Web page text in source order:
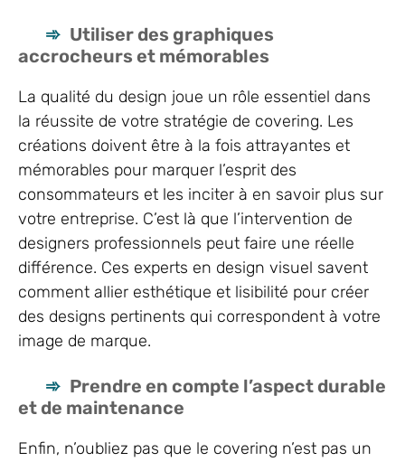
Utiliser des graphiques
accrocheurs et mémorables
La qualité du design joue un rôle essentiel dans
la réussite de votre stratégie de covering. Les
créations doivent être à la fois attrayantes et
mémorables pour marquer l’esprit des
consommateurs et les inciter à en savoir plus sur
votre entreprise. C’est là que l’intervention de
designers professionnels peut faire une réelle
différence. Ces experts en design visuel savent
comment allier esthétique et lisibilité pour créer
des designs pertinents qui correspondent à votre
image de marque.
Prendre en compte l’aspect durable
et de maintenance
Enfin, n’oubliez pas que le covering n’est pas un